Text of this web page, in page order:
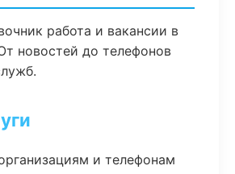
работа и вакансии в
новостей до телефонов
и телефонам